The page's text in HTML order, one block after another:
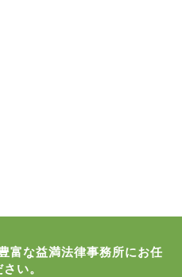
富な益満法律事務所にお任
い。